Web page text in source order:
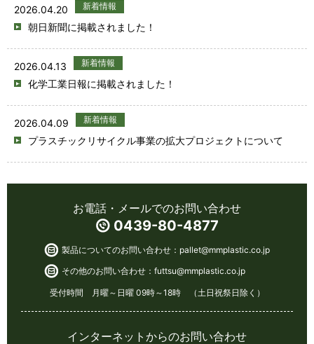
2026.04.20 新着情報
朝日新聞に掲載されました！
2026.04.13 新着情報
化学工業日報に掲載されました！
2026.04.09 新着情報
プラスチックリサイクル事業の拡大プロジェクトについて
お電話・メールでのお問い合わせ
0439-80-4877
製品についてのお問い合わせ： pallet@mmplastic.co.jp
その他のお問い合わせ： futtsu@mmplastic.co.jp
受付時間 月曜～日曜 09時～18時 （土日祝祭日除く）
インターネットからのお問い合わせ